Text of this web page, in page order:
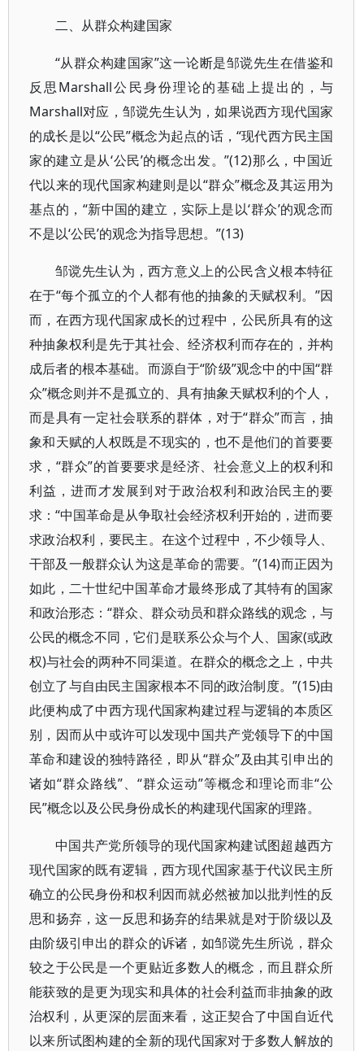
二、从群众构建国家
“从群众构建国家”这一论断是邹谠先生在借鉴和
反思Marshall公民身份理论的基础上提出的，与
Marshall对应，邹谠先生认为，如果说西方现代国家
的成长是以“公民”概念为起点的话，“现代西方民主国
家的建立是从‘公民’的概念出发。”(12)那么，中国近
代以来的现代国家构建则是以“群众”概念及其运用为
基点的，“新中国的建立，实际上是以‘群众’的观念而
不是以‘公民’的观念为指导思想。”(13)
邹谠先生认为，西方意义上的公民含义根本特征
在于“每个孤立的个人都有他的抽象的天赋权利。”因
而，在西方现代国家成长的过程中，公民所具有的这
种抽象权利是先于其社会、经济权利而存在的，并构
成后者的根本基础。而源自于“阶级”观念中的中国“群
众”概念则并不是孤立的、具有抽象天赋权利的个人，
而是具有一定社会联系的群体，对于“群众”而言，抽
象和天赋的人权既是不现实的，也不是他们的首要要
求，“群众”的首要要求是经济、社会意义上的权利和
利益，进而才发展到对于政治权利和政治民主的要
求：“中国革命是从争取社会经济权利开始的，进而要
求政治权利，要民主。在这个过程中，不少领导人、
干部及一般群众认为这是革命的需要。”(14)而正因为
如此，二十世纪中国革命才最终形成了其特有的国家
和政治形态：“群众、群众动员和群众路线的观念，与
公民的概念不同，它们是联系公众与个人、国家(或政
权)与社会的两种不同渠道。在群众的概念之上，中共
创立了与自由民主国家根本不同的政治制度。”(15)由
此便构成了中西方现代国家构建过程与逻辑的本质区
别，因而从中或许可以发现中国共产党领导下的中国
革命和建设的独特路径，即从“群众”及由其引申出的
诸如“群众路线”、“群众运动”等概念和理论而非“公
民”概念以及公民身份成长的构建现代国家的理路。
中国共产党所领导的现代国家构建试图超越西方
现代国家的既有逻辑，西方现代国家基于代议民主所
确立的公民身份和权利因而就必然被加以批判性的反
思和扬弃，这一反思和扬弃的结果就是对于阶级以及
由阶级引申出的群众的诉诸，如邹谠先生所说，群众
较之于公民是一个更贴近多数人的概念，而且群众所
能获致的是更为现实和具体的社会利益而非抽象的政
治权利，从更深的层面来看，这正契合了中国自近代
以来所试图构建的全新的现代国家对于多数人解放的